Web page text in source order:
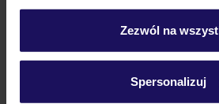
personalizować swój wybór
Szczegółowe informacje o plikach
Zezwól na
Spersonalizuj
17.12.2026 - 24.12.2026 (7 noclegów)
Bez wyżywienia